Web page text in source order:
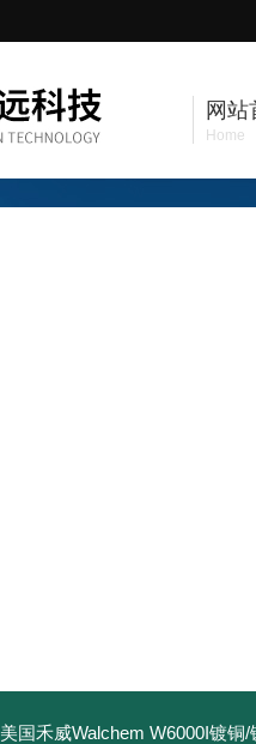
网站
Home
美国禾威Walchem W6000I镀铜